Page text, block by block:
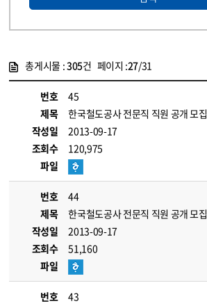
총게시물 :305건 페이지 :27/31
번호
45
제목
한국철도공사 전문직 직원 공개 모집
작성일
2013-09-17
조회수
120,975
파일
번호
44
제목
한국철도공사 전문직 직원 공개 모집
작성일
2013-09-17
조회수
51,160
파일
번호
43